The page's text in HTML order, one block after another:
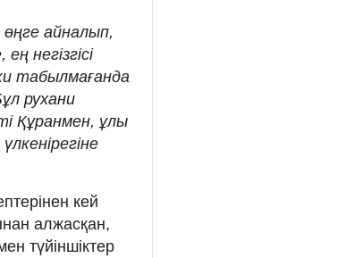
айналып,
негізгісі
табылмағанда
рухани
Құранмен, ұлы
кей
алжасқан,
түйіншіктер